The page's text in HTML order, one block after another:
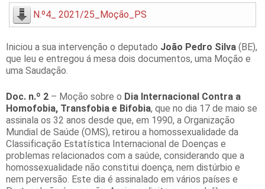
N.º4_ 2021/25_Moção_PS
Iniciou a sua intervenção o deputado João Pedro Silva (BE),
que leu e entregou á mesa dois documentos, uma Moção e
uma Saudação.
Doc. n.º 2 – Moção sobre o Dia Internacional Contra a
Homofobia, Transfobia e Bifobia, que no dia 17 de maio se
assinala os 32 anos desde que, em 1990, a Organização
Mundial de Saúde (OMS), retirou a homossexualidade da
Classificação Estatística Internacional de Doenças e
problemas relacionados com a saúde, considerando que a
homossexualidade não constitui doença, nem distúrbio e
nem perversão. Este dia é assinalado em vários países e